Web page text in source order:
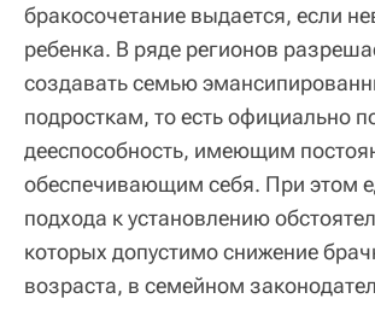
бракосочетание выдается, если
ребенка. В ряде регионов
создавать семью
подросткам, то есть официально
дееспособность, имеющим
обеспечивающим себя. При этом
подхода к установлению
которых допустимо снижение
возраста, в семейном